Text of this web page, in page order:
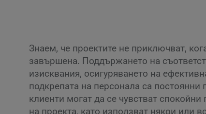
Знаем, че проектите не приключват,
завършена. Поддържането на
изисквания, осигуряването на
подкрепата на персонала са
клиенти могат да се чувстват
на проекта, като използват някои или